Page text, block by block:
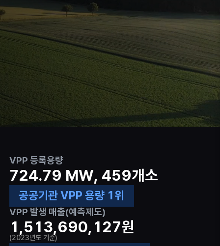
VPP 등록용량
724.79 MW, 459개소
공공기관 VPP 용량 1위
VPP 발생 매출(예측제도)
1,513,690,127원
(2023년도 기준)